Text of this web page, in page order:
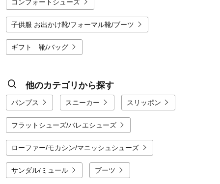
コンフォートシューズ
子供服 お出かけ靴/フォーマル靴/ブーツ
ギフト 靴/バッグ
他のカテゴリから探す
パンプス スニーカー スリッポン
フラットシューズ/バレエシューズ
ローファー/モカシン/マニッシュシューズ
サンダル/ミュール ブーツ